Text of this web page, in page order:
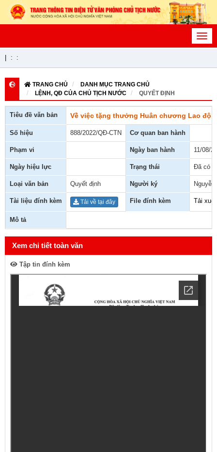
: :
TRANG CHỦ
DANH MỤC TRANG CHỦ
LỆNH, QĐ CỦA CHỦ TỊCH NƯỚC
QUYẾT ĐỊNH
Tiêu đề văn bản Về việc tặng thưởng Huân chương Lao
Số hiệu 888/2022/QĐ-CTN Cơ quan ban hành
Phạm vi Ngày ban hành 11/08/
Ngày hiệu lực Trạng thái Đã có
Loại văn bản Quyết định Người ký
Tài liệu đính kèm Tải về tại đây File đính kèm Tải
Mô tả
Xem chi tiết toàn văn
Tập tin đính kèm